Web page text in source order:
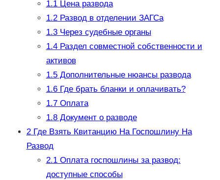
1.1Цена развода
1.2Развод в отделении ЗАГСа
1.3Через судебные органы
1.4Раздел совместной собственности и
активов
1.5Дополнительные нюансы развода
1.6Где брать бланки и оплачивать?
1.7Оплата
1.8Документ о разводе
2Где Взять Квитанцию На Госпошлину На
Развод
2.1Оплата госпошлины за развод:
доступные способы